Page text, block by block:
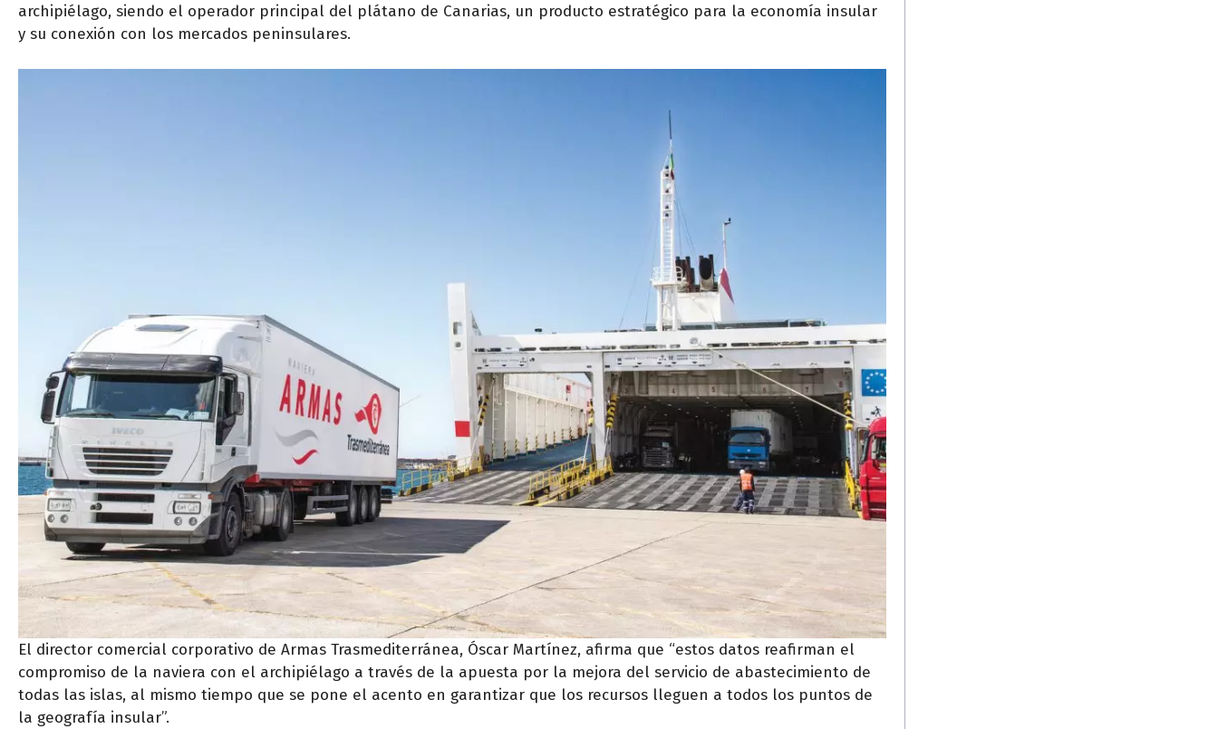
archipiélago, siendo el operador principal del plátano de Canarias, un producto estratégico para la economía insular
y su conexión con los mercados peninsulares.
El director comercial corporativo de Armas Trasmediterránea, Óscar Martínez, afirma que “estos datos reafirman el
compromiso de la naviera con el archipiélago a través de la apuesta por la mejora del servicio de abastecimiento de
todas las islas, al mismo tiempo que se pone el acento en garantizar que los recursos lleguen a todos los puntos de
la geografía insular”.